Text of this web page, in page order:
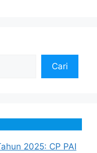
Cari
2025: CP PAI